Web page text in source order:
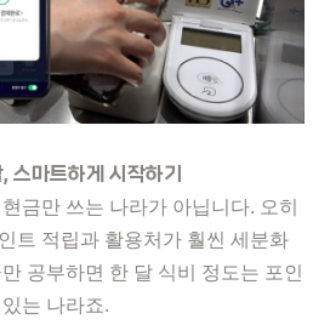
스마트하게 시작하기
금만 쓰는 나라가 아닙니다. 오히
트 적립과 활용처가 훨씬 세분화
공부하면 한 달 식비 정도는 포인
는 나라죠.